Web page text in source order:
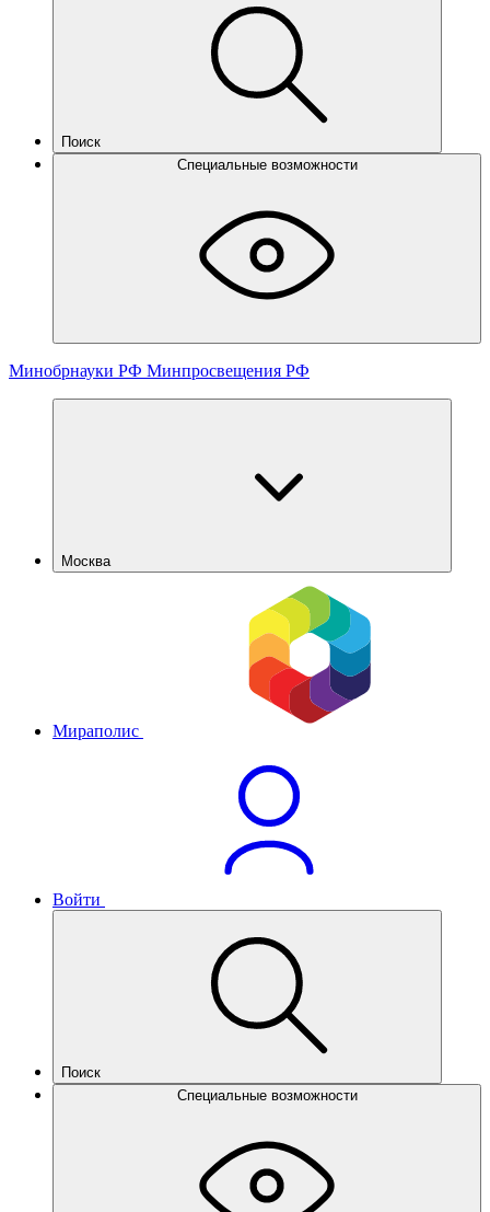
Поиск
Специальные возможности
Минобрнауки РФ Минпросвещения РФ
Москва
Мираполис
Войти
Поиск
Специальные возможности